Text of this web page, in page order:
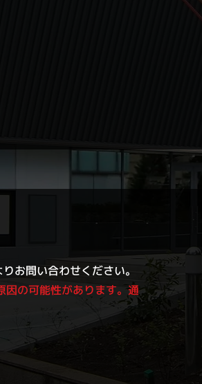
りお問い合わせください。
の可能性があります。通